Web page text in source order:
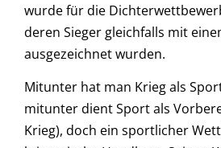
wurde für die
deren Sieger gleichfalls mit
ausgezeichnet wurden.
Mitunter hat man Krieg als
mitunter dient Sport als
Krieg), doch ein sportlicher